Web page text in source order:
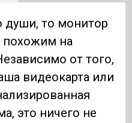
души, то монитор
на
от того,
видеокарта или
это ничего не